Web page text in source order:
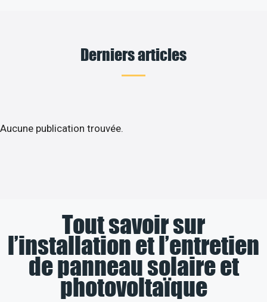
Derniers articles
Aucune publication trouvée.
Tout savoir sur
l’installation et l’entretien
de panneau solaire et
photovoltaïque